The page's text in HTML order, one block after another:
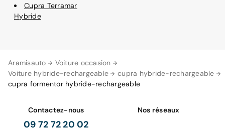
Aramisauto
Voiture occasion
Voiture hybride-rechargeable
cupra hybride-rechargeable
cupra formentor hybride-rechargeable
Cupra Terramar
Hybride
Contactez-nous
09 72 72 20 02
Nos réseaux